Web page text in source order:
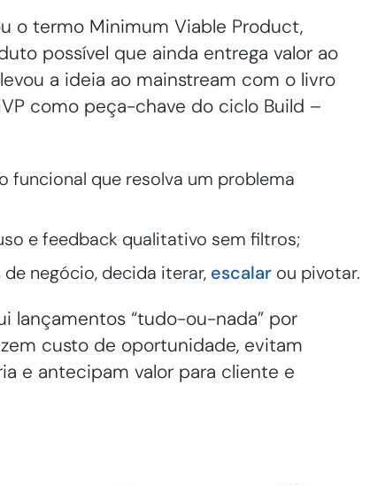
o termo Minimum Viable Product,
possível que ainda entrega valor ao
a ideia ao mainstream com o livro
como peça-chave do ciclo Build –
funcional que resolva um problema
e feedback qualitativo sem filtros;
negócio, decida iterar, escalar ou pivotar.
lançamentos “tudo-ou-nada” por
custo de oportunidade, evitam
e antecipam valor para cliente e